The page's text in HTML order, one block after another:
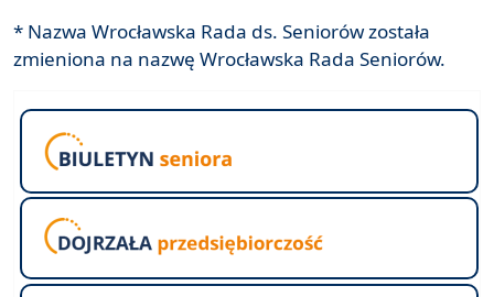
* Nazwa Wrocławska Rada ds. Seniorów została
zmieniona na nazwę Wrocławska Rada Seniorów.